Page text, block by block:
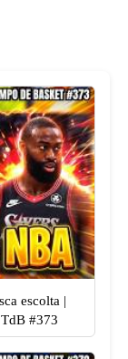
escolta |
#373